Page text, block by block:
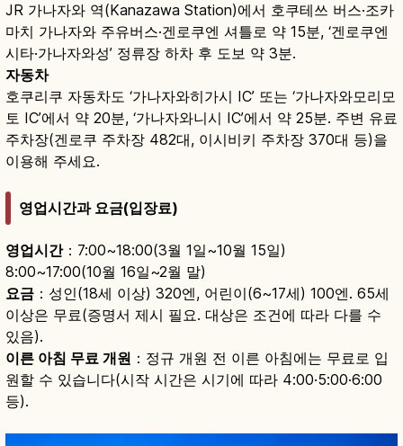
JR 가나자와 역(Kanazawa Station)에서 호쿠테쓰 버스·조카
마치 가나자와 주유버스·겐로쿠엔 셔틀로 약 15분, ‘겐로쿠엔
시타·가나자와성’ 정류장 하차 후 도보 약 3분.
자동차
호쿠리쿠 자동차도 ‘가나자와히가시 IC’ 또는 ‘가나자와모리모
토 IC’에서 약 20분, ‘가나자와니시 IC’에서 약 25분. 주변 유료
주차장(겐로쿠 주차장 482대, 이시비키 주차장 370대 등)을
이용해 주세요.
영업시간과 요금(입장료)
영업시간：7:00~18:00(3월 1일~10월 15일)
8:00~17:00(10월 16일~2월 말)
요금 ：성인(18세 이상) 320엔, 어린이(6~17세) 100엔. 65세
이상은 무료(증명서 제시 필요. 대상은 조건에 따라 다를 수
있음).
이른 아침 무료 개원 ：정규 개원 전 이른 아침에는 무료로 입
원할 수 있습니다(시작 시간은 시기에 따라 4:00·5:00·6:00
등).